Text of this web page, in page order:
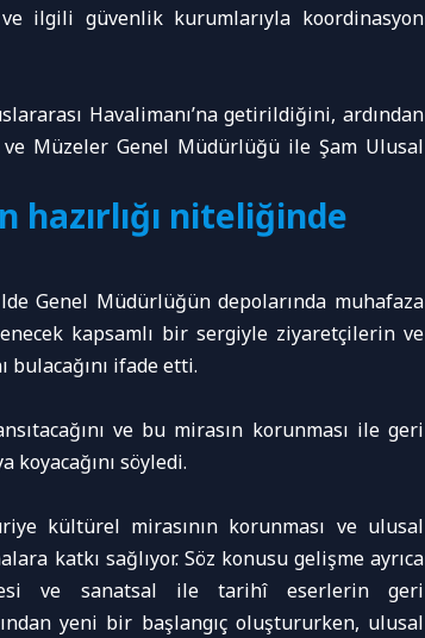
ilgili güvenlik kurumlarıyla koordinasyon
Havalimanı’na getirildiğini, ardından
Müzeler Genel Müdürlüğü ile Şam Ulusal
niteliğinde
Genel Müdürlüğün depolarında muhafaza
kapsamlı bir sergiyle ziyaretçilerin ve
bulacağını ifade etti.
ve bu mirasın korunması ile geri
koyacağını söyledi.
kültürel mirasının korunması ve ulusal
katkı sağlıyor. Söz konusu gelişme ayrıca
ve sanatsal ile tarihî eserlerin geri
yeni bir başlangıç oluştururken, ulusal